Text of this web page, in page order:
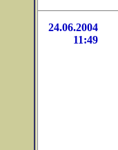
24.06.2004
11:49